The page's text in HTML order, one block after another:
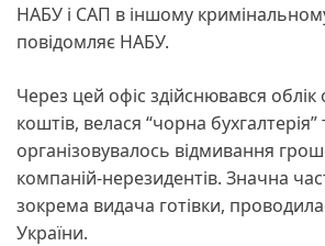
НАБУ і САП в іншому
повідомляє НАБУ.
Через цей офіс здійснювався
коштів, велася “чорна бухгалтерія”
організовувалось відмивання
компаній-нерезидентів. Значна
зокрема видача готівки,
України.